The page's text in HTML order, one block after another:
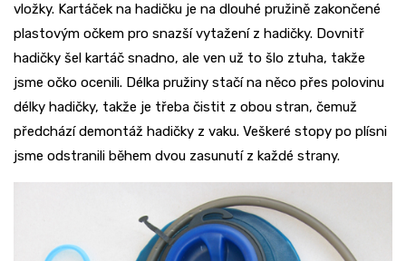
vložky. Kartáček na hadičku je na dlouhé pružině zakončené
plastovým očkem pro snazší vytažení z hadičky. Dovnitř
hadičky šel kartáč snadno, ale ven už to šlo ztuha, takže
jsme očko ocenili. Délka pružiny stačí na něco přes polovinu
délky hadičky, takže je třeba čistit z obou stran, čemuž
předchází demontáž hadičky z vaku. Veškeré stopy po plísni
jsme odstranili během dvou zasunutí z každé strany.